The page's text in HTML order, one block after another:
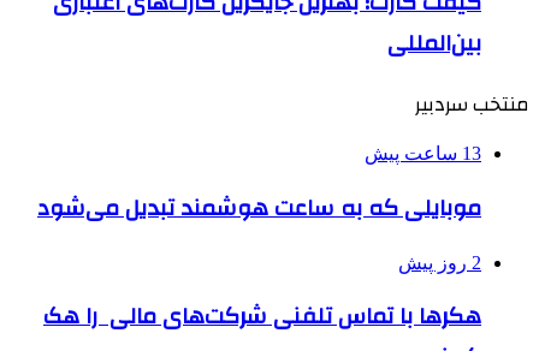
بین‌المللی
منتخب سردبیر
13 ساعت پیش
موبایلی که به ساعت هوشمند تبدیل می‌شود
2 روز پیش
هکرها با تماس تلفنی شرکت‌های مالی را هک